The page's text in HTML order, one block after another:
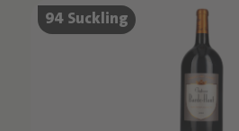
94 Suckling